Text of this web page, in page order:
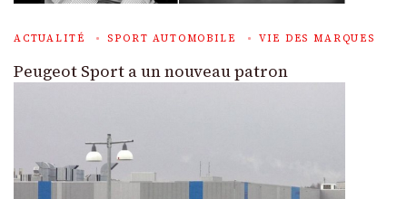
ACTUALITÉ SPORT AUTOMOBILE VIE DES MARQUES
Peugeot Sport a un nouveau patron